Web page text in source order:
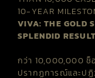
10-YEAR
VIVA: THE GOLD
SPLENDID
กว่า 10,000,000 ช็
ปรากฏการณ์และปฏิ